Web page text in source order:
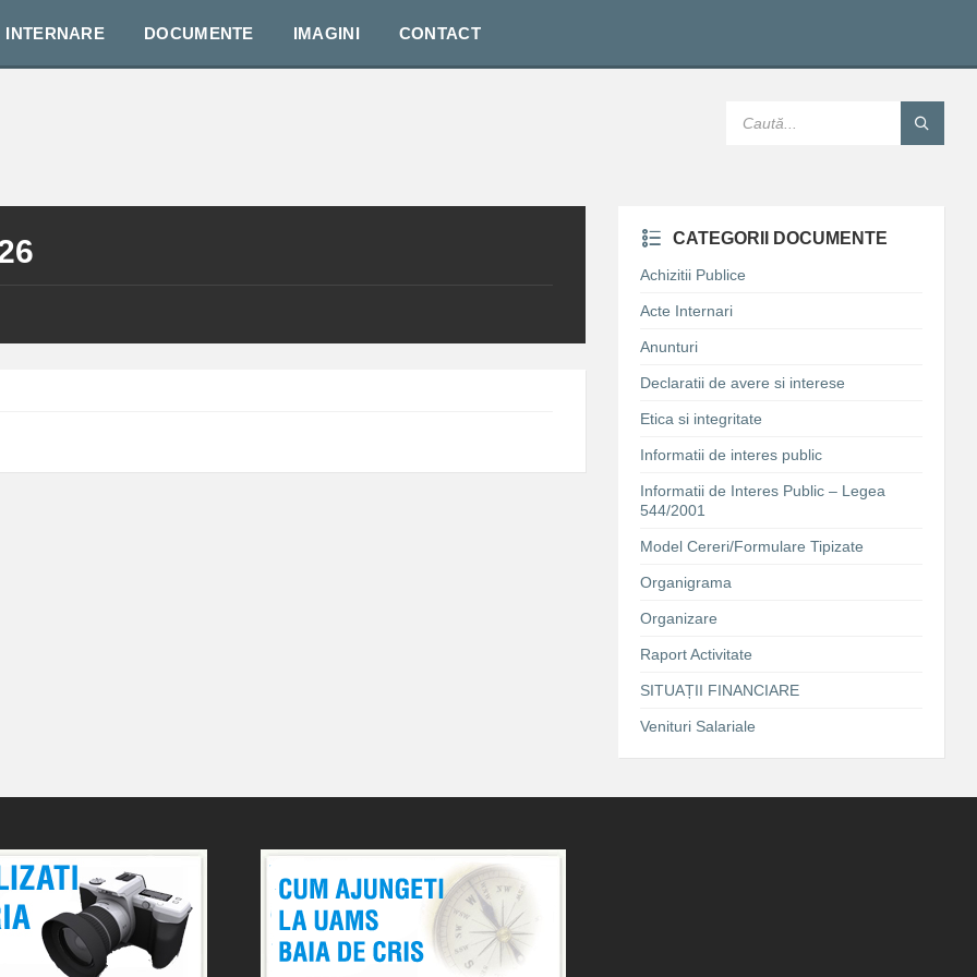
INTERNARE DOCUMENTE IMAGINI CONTACT
CATEGORII DOCUMENTE
Achizitii Publice
Acte Internari
Anunturi
Declaratii de avere si interese
Etica si integritate
Informatii de interes public
Informatii de Interes Public – Legea
544/2001
Model Cereri/Formulare Tipizate
Organigrama
Organizare
Raport Activitate
SITUAȚII FINANCIARE
Venituri Salariale